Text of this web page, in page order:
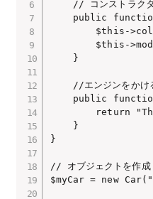
// コンストラク
public
$this-
$this-
    }
//エンジンをかけ
public
return
    }
}
// オブジェクトを作成
$myCar = new